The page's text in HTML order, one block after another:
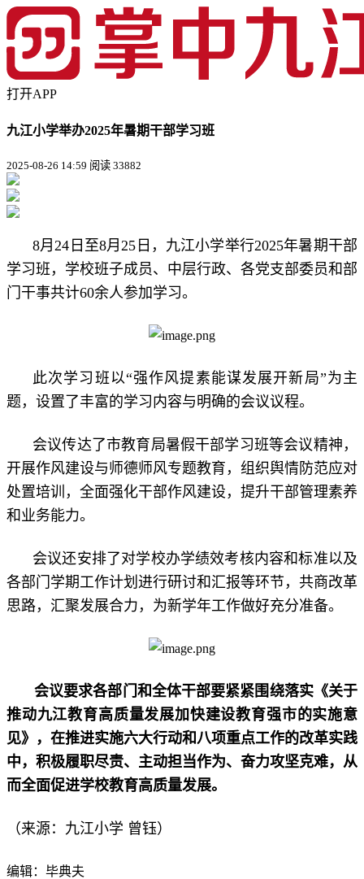
打开APP
九江小学举办2025年暑期干部学习班
2025-08-26 14:59 阅读 33882
8月24日至8月25日，九江小学举行2025年暑期干部
学习班，学校班子成员、中层行政、各党支部委员和部
门干事共计60余人参加学习。
此次学习班以“强作风提素能谋发展开新局”为主
题，设置了丰富的学习内容与明确的会议议程。
会议传达了市教育局暑假干部学习班等会议精神，
开展作风建设与师德师风专题教育，组织舆情防范应对
处置培训，全面强化干部作风建设，提升干部管理素养
和业务能力。
会议还安排了对学校办学绩效考核内容和标准以及
各部门学期工作计划进行研讨和汇报等环节，共商改革
思路，汇聚发展合力，为新学年工作做好充分准备。
会议要求各部门和全体干部要紧紧围绕落实《关于
推动九江教育高质量发展加快建设教育强市的实施意
见》，在推进实施六大行动和八项重点工作的改革实践
中，积极履职尽责、主动担当作为、奋力攻坚克难，从
而全面促进学校教育高质量发展。
（来源：九江小学 曾钰）
编辑：毕典夫